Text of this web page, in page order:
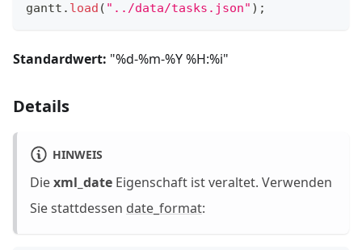
gantt . load ( "../data/tasks.json" ) ;
Standardwert: "%d-%m-%Y %H:%i"
Details
HINWEIS
Diexml_date Eigenschaft ist veraltet. Verwenden
Sie stattdessen date_format: